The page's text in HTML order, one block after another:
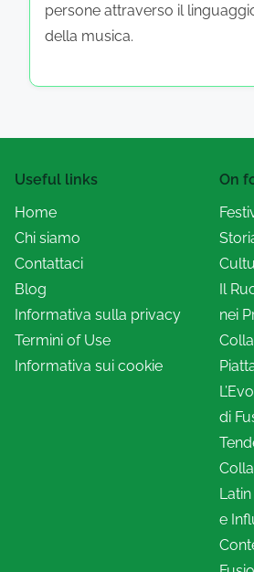
persone attraverso il
della musica.
Useful links
Home
Chi siamo
Contattaci
Blog
Informativa sulla privacy
Termini of Use
Informativa sui cookie
On
Il
nei
di
e